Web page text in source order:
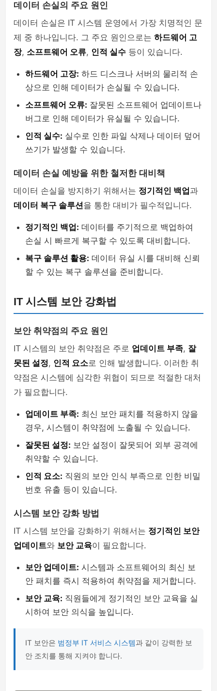
데이터 손실의 주요 원인
데이터 손실은 IT 시스템 운영에서 가장 치명적인 문
제 중 하나입니다. 그 주요 원인으로는 하드웨어 고
장, 소프트웨어 오류, 인적 실수 등이 있습니다.
하드웨어 고장: 하드 디스크나 서버의 물리적 손
상으로 인해 데이터가 손실될 수 있습니다.
소프트웨어 오류: 잘못된 소프트웨어 업데이트나
버그로 인해 데이터가 유실될 수 있습니다.
인적 실수: 실수로 인한 파일 삭제나 데이터 덮어
쓰기가 발생할 수 있습니다.
데이터 손실 예방을 위한 철저한 대비책
데이터 손실을 방지하기 위해서는 정기적인 백업 과
데이터 복구 솔루션을 통한 대비가 필수적입니다.
정기적인 백업: 데이터를 주기적으로 백업하여
손실 시 빠르게 복구할 수 있도록 대비합니다.
복구 솔루션 활용: 데이터 유실 시를 대비해 신뢰
할 수 있는 복구 솔루션을 준비합니다.
IT 시스템 보안 강화법
보안 취약점의 주요 원인
IT 시스템의 보안 취약점은 주로 업데이트 부족, 잘
못된 설정, 인적 요소로 인해 발생합니다. 이러한 취
약점은 시스템에 심각한 위협이 되므로 적절한 대처
가 필요합니다.
업데이트 부족: 최신 보안 패치를 적용하지 않을
경우, 시스템이 취약점에 노출될 수 있습니다.
잘못된 설정: 보안 설정이 잘못되어 외부 공격에
취약할 수 있습니다.
인적 요소: 직원의 보안 인식 부족으로 인한 비밀
번호 유출 등이 있습니다.
시스템 보안 강화 방법
IT 시스템 보안을 강화하기 위해서는 정기적인 보안
업데이트와 보안 교육이 필요합니다.
보안 업데이트: 시스템과 소프트웨어의 최신 보
안 패치를 즉시 적용하여 취약점을 제거합니다.
보안 교육: 직원들에게 정기적인 보안 교육을 실
시하여 보안 의식을 높입니다.
IT 보안은 범정부 IT 서비스 시스템과 같이 강력한 보
안 조치를 통해 지켜야 합니다.